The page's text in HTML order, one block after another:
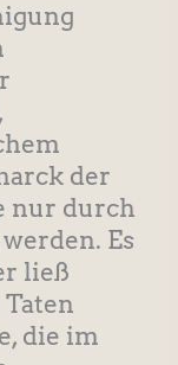
der
nur durch
Es
ließ
die im